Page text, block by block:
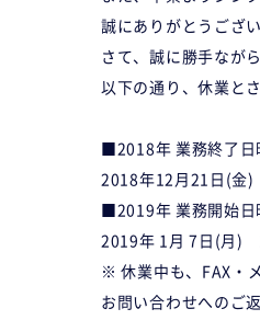
誠にありがとうござい
さて、誠に勝手なが
以下の通り、休業と
■2018年 業務終了日
2018年12月21日(金
■2019年 業務開始日
2019年 1月 7日(月)
※ 休業中も、FAX・
お問い合わせへのご